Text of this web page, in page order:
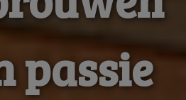
passie